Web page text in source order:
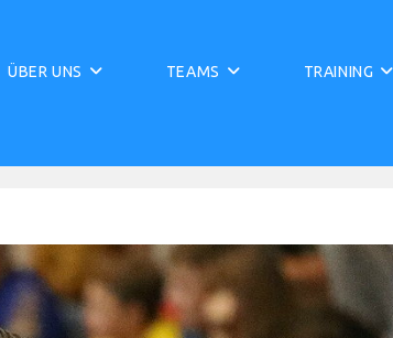
ÜBER UNS TEAMS TRAINING